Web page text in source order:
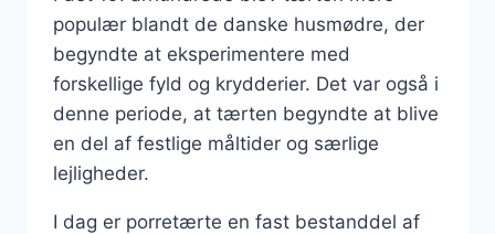
populær blandt de danske husmødre, der
begyndte at eksperimentere med
forskellige fyld og krydderier. Det var også i
denne periode, at tærten begyndte at blive
en del af festlige måltider og særlige
lejligheder.
I dag er porretærte en fast bestanddel af